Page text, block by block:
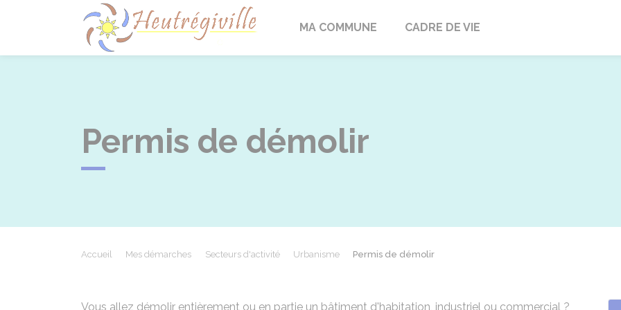
Heutrégiville
MA COMMUNE CADRE DE VIE
Permis de démolir
Accueil Mes démarches Secteurs d'activité Urbanisme Permis de démolir
Vous allez démolir entièrement ou en partie un bâtiment d'habitation, industriel ou commercial ?